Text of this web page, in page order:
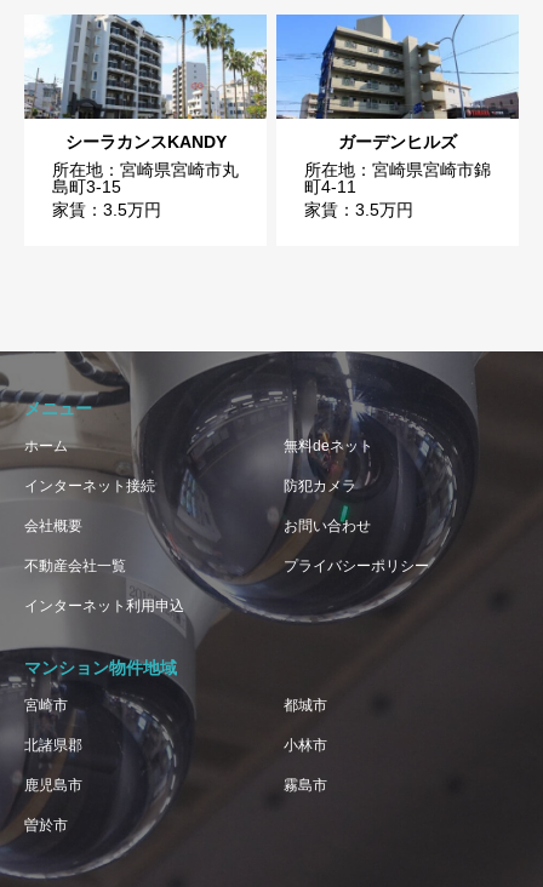
シーラカンスKANDY
所在地：宮崎県宮崎市丸
島町3-15
家賃：3.5万円
ガーデンヒルズ
所在地：宮崎県宮崎市錦
町4-11
家賃：3.5万円
メニュー
ホーム 無料deネット
インターネット接続 防犯カメラ
会社概要 お問い合わせ
不動産会社一覧 プライバシーポリシー
インターネット利用申込
マンション物件地域
宮崎市 都城市
北諸県郡 小林市
鹿児島市 霧島市
曽於市